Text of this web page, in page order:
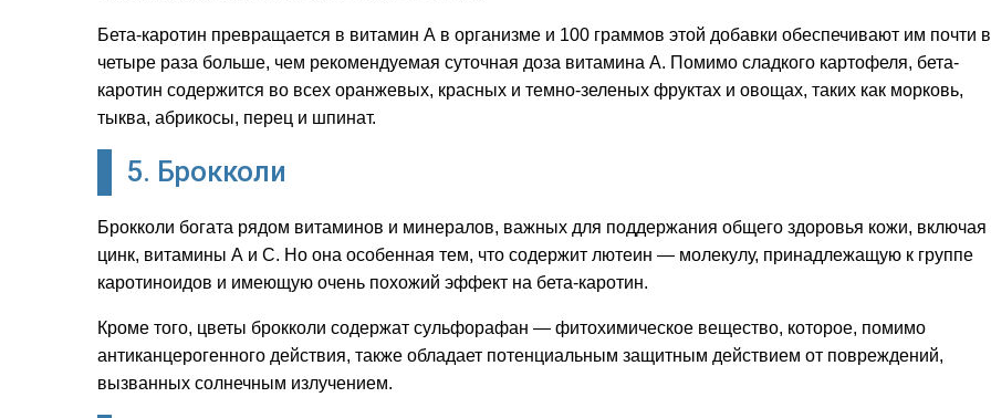
Бета-каротин превращается в витамин А в организме и 100 граммов этой добавки обеспечивают им почти в
четыре раза больше, чем рекомендуемая суточная доза витамина А. Помимо сладкого картофеля, бета-
каротин содержится во всех оранжевых, красных и темно-зеленых фруктах и овощах, таких как морковь,
тыква, абрикосы, перец и шпинат.
5. Брокколи
Брокколи богата рядом витаминов и минералов, важных для поддержания общего здоровья кожи, включая
цинк, витамины А и С. Но она особенная тем, что содержит лютеин — молекулу, принадлежащую к группе
каротиноидов и имеющую очень похожий эффект на бета-каротин.
Кроме того, цветы брокколи содержат сульфорафан — фитохимическое вещество, которое, помимо
антиканцерогенного действия, также обладает потенциальным защитным действием от повреждений,
вызванных солнечным излучением.